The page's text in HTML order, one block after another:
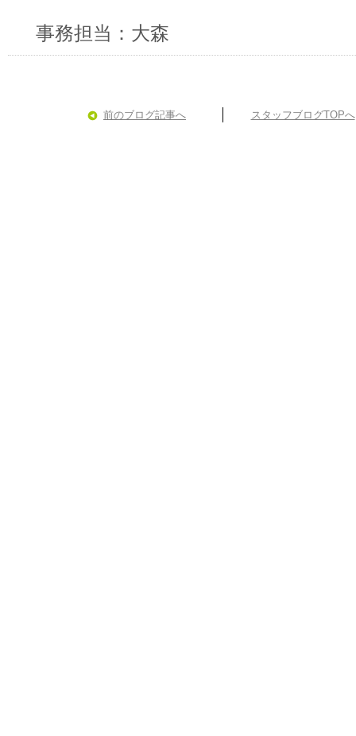
事務担当：大森
前のブログ記事へ スタッフブログTOPへ